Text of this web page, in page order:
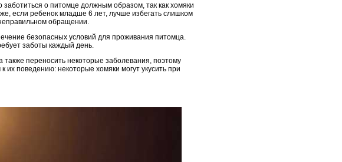
о питомце должным образом, так как хомяки
если ребенок младше 6 лет, лучше избегать слишком
обращении.
безопасных условий для проживания питомца.
заботы каждый день.
также переносить некоторые заболевания, поэтому
их поведению: некоторые хомяки могут укусить при